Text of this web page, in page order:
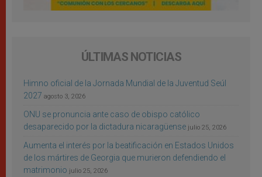
ÚLTIMAS NOTICIAS
Himno oficial de la Jornada Mundial de la Juventud Seúl
2027 agosto 3, 2026
ONU se pronuncia ante caso de obispo católico
desaparecido por la dictadura nicaragüense julio 25, 2026
Aumenta el interés por la beatificación en Estados Unidos
de los mártires de Georgia que murieron defendiendo el
matrimonio julio 25, 2026